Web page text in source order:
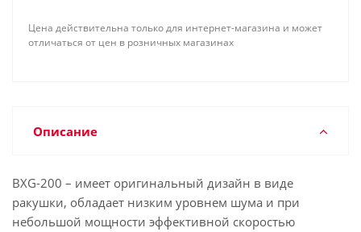
Цена действительна только для интернет-магазина и может
отличаться от цен в розничных магазинах
Описание
BXG-200 – имеет оригинальный дизайн в виде
ракушки, обладает низким уровнем шума и при
небольшой мощности эффективной скоростью